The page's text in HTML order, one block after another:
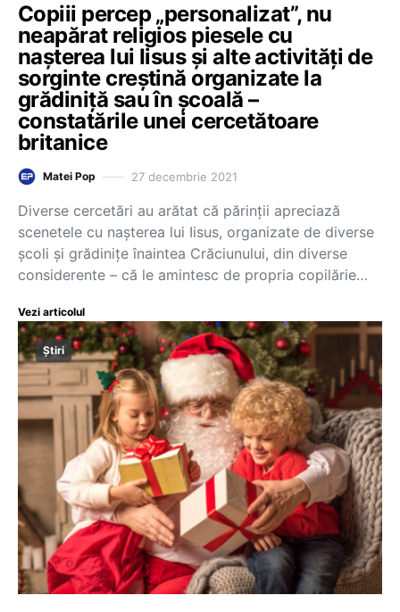
Copiii percep „personalizat”, nu
neapărat religios piesele cu
nașterea lui Iisus și alte activități de
sorginte creștină organizate la
grădiniță sau în școală –
constatările unei cercetătoare
britanice
Matei Pop 27 decembrie 2021
Diverse cercetări au arătat că părinții apreciază
scenetele cu nașterea lui Iisus, organizate de diverse
școli și grădinițe înaintea Crăciunului, din diverse
considerente – că le amintesc de propria copilărie…
Vezi articolul
Știri